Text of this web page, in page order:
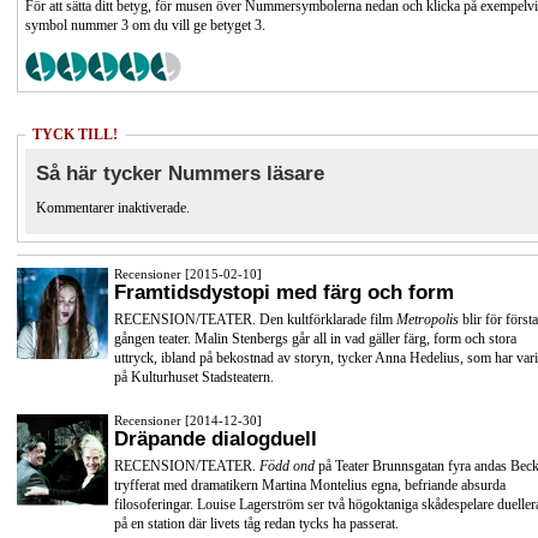
För att sätta ditt betyg, för musen över Nummersymbolerna nedan och klicka på
symbol nummer 3 om du vill ge betyget 3.
TYCK TILL!
Så här tycker Nummers läsare
Kommentarer inaktiverade.
Recensioner [2015-02-10]
Framtidsdystopi med färg och form
RECENSION/TEATER. Den kultförklarade film Metropolis blir för första
gången teater. Malin Stenbergs går all in vad gäller färg, form och stora
uttryck, ibland på bekostnad av storyn, tycker Anna Hedelius, som har
på Kulturhuset Stadsteatern.
Recensioner [2014-12-30]
Dräpande dialogduell
RECENSION/TEATER. Född ond på Teater Brunnsgatan fyra andas
tryfferat med dramatikern Martina Montelius egna, befriande absurda
filosoferingar. Louise Lagerström ser två högoktaniga skådespelare
på en station där livets tåg redan tycks ha passerat.